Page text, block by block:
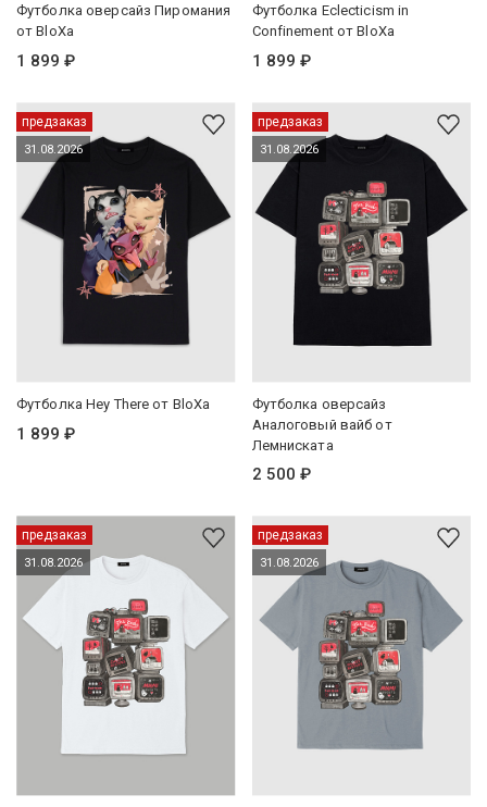
Футболка оверсайз Пиромания
от BloXa
1 899 ₽
Футболка Eclecticism in
Confinement от BloXa
1 899 ₽
предзаказ
31.08.2026
Футболка Hey There от BloXa
1 899 ₽
предзаказ
31.08.2026
Футболка оверсайз
Аналоговый вайб от
Лемниската
2 500 ₽
предзаказ
31.08.2026
предзаказ
31.08.2026